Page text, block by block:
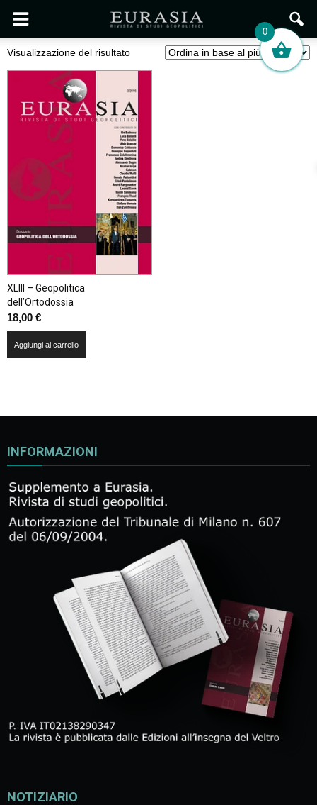
Visualizzazione del risultato
XLIII – Geopolitica
dell’Ortodossia
18,00 €
Aggiungi al carrello
INFORMAZIONI
NOTIZIARIO
0